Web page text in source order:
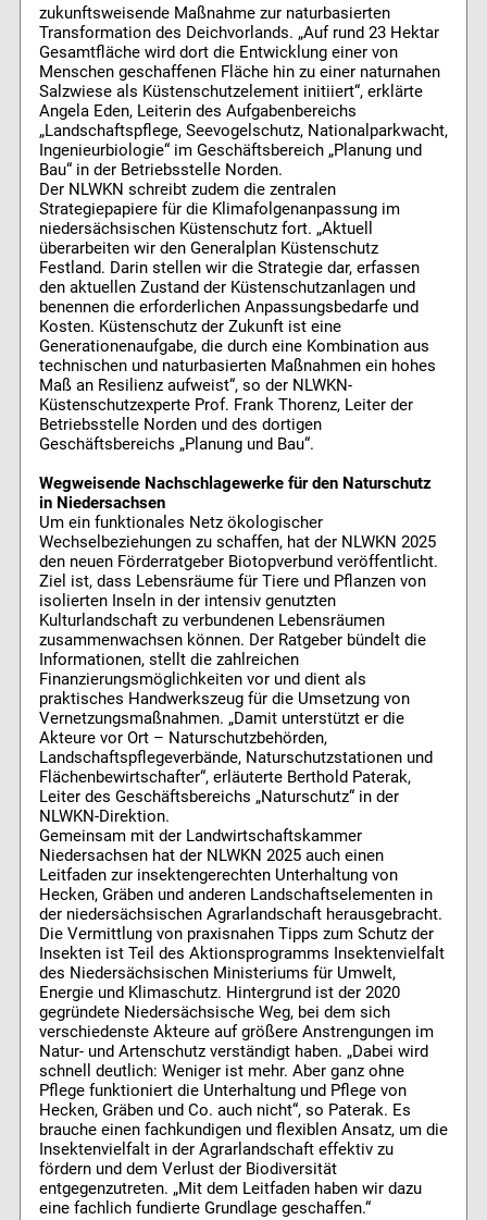
zukunftsweisende Maßnahme zur naturbasierten
Transformation des Deichvorlands. „Auf rund 23 Hektar
Gesamtfläche wird dort die Entwicklung einer von
Menschen geschaffenen Fläche hin zu einer naturnahen
Salzwiese als Küstenschutzelement initiiert“, erklärte
Angela Eden, Leiterin des Aufgabenbereichs
„Landschaftspflege, Seevogelschutz, Nationalparkwacht,
Ingenieurbiologie“ im Geschäftsbereich „Planung und
Bau“ in der Betriebsstelle Norden.
Der NLWKN schreibt zudem die zentralen
Strategiepapiere für die Klimafolgenanpassung im
niedersächsischen Küstenschutz fort. „Aktuell
überarbeiten wir den Generalplan Küstenschutz
Festland. Darin stellen wir die Strategie dar, erfassen
den aktuellen Zustand der Küstenschutzanlagen und
benennen die erforderlichen Anpassungsbedarfe und
Kosten. Küstenschutz der Zukunft ist eine
Generationenaufgabe, die durch eine Kombination aus
technischen und naturbasierten Maßnahmen ein hohes
Maß an Resilienz aufweist“, so der NLWKN-
Küstenschutzexperte Prof. Frank Thorenz, Leiter der
Betriebsstelle Norden und des dortigen
Geschäftsbereichs „Planung und Bau“.
Wegweisende Nachschlagewerke für den Naturschutz
in Niedersachsen
Um ein funktionales Netz ökologischer
Wechselbeziehungen zu schaffen, hat der NLWKN 2025
den neuen Förderratgeber Biotopverbund veröffentlicht.
Ziel ist, dass Lebensräume für Tiere und Pflanzen von
isolierten Inseln in der intensiv genutzten
Kulturlandschaft zu verbundenen Lebensräumen
zusammenwachsen können. Der Ratgeber bündelt die
Informationen, stellt die zahlreichen
Finanzierungsmöglichkeiten vor und dient als
praktisches Handwerkszeug für die Umsetzung von
Vernetzungsmaßnahmen. „Damit unterstützt er die
Akteure vor Ort – Naturschutzbehörden,
Landschaftspflegeverbände, Naturschutzstationen und
Flächenbewirtschafter“, erläuterte Berthold Paterak,
Leiter des Geschäftsbereichs „Naturschutz“ in der
NLWKN-Direktion.
Gemeinsam mit der Landwirtschaftskammer
Niedersachsen hat der NLWKN 2025 auch einen
Leitfaden zur insektengerechten Unterhaltung von
Hecken, Gräben und anderen Landschaftselementen in
der niedersächsischen Agrarlandschaft herausgebracht.
Die Vermittlung von praxisnahen Tipps zum Schutz der
Insekten ist Teil des Aktionsprogramms Insektenvielfalt
des Niedersächsischen Ministeriums für Umwelt,
Energie und Klimaschutz. Hintergrund ist der 2020
gegründete Niedersächsische Weg, bei dem sich
verschiedenste Akteure auf größere Anstrengungen im
Natur- und Artenschutz verständigt haben. „Dabei wird
schnell deutlich: Weniger ist mehr. Aber ganz ohne
Pflege funktioniert die Unterhaltung und Pflege von
Hecken, Gräben und Co. auch nicht“, so Paterak. Es
brauche einen fachkundigen und flexiblen Ansatz, um die
Insektenvielfalt in der Agrarlandschaft effektiv zu
fördern und dem Verlust der Biodiversität
entgegenzutreten. „Mit dem Leitfaden haben wir dazu
eine fachlich fundierte Grundlage geschaffen.“